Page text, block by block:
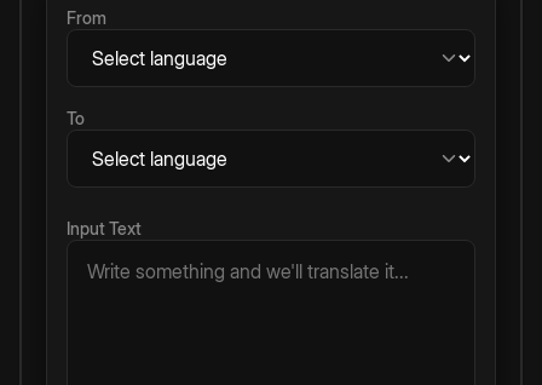
From
To
Input Text